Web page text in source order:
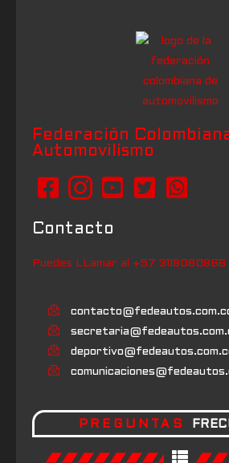
Federación
Automovilismo
Contacto
Puedes LLamar al +57 3118080868
PREGUNTAS